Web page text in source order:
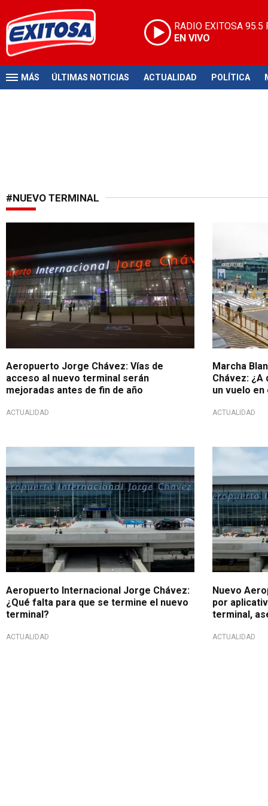
RADIO EXITOSA 95.5
EN VIVO
MÁS ÚLTIMAS NOTICIAS ACTUALIDAD POLÍTICA
#NUEVO TERMINAL
Aeropuerto Jorge Chávez: Vías de
acceso al nuevo terminal serán
mejoradas antes de fin de año
ACTUALIDAD
Marcha
Chávez:
un vuelo
ACTUALIDAD
Aeropuerto Internacional Jorge Chávez:
¿Qué falta para que se termine el nuevo
terminal?
ACTUALIDAD
Tras
Nuevo
por
terminal,
ACTUALIDAD